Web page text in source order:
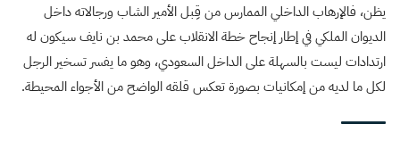
يظن، فالإرهاب الداخلي الممارس من قِبل الأمير الشاب ورجالاته داخل
الديوان الملكي في إطار إنجاح خطة الانقلاب على محمد بن نايف سيكون له
ارتدادات ليست بالسهلة على الداخل السعودي، وهو ما يفسر تسخير الرجل
لكل ما لديه من إمكانيات بصورة تعكس قلقه الواضح من الأجواء المحيطة.